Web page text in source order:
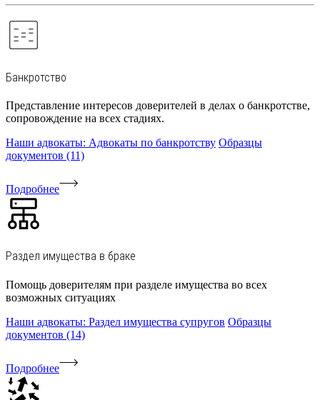
Банкротство
Представление интересов доверителей в делах о банкротстве,
сопровождение на всех стадиях.
Наши адвокаты: Адвокаты по банкротству Образцы
документов (11)
Подробнее
Раздел имущества в браке
Помощь доверителям при разделе имущества во всех
возможных ситуациях
Наши адвокаты: Раздел имущества супругов Образцы
документов (14)
Подробнее